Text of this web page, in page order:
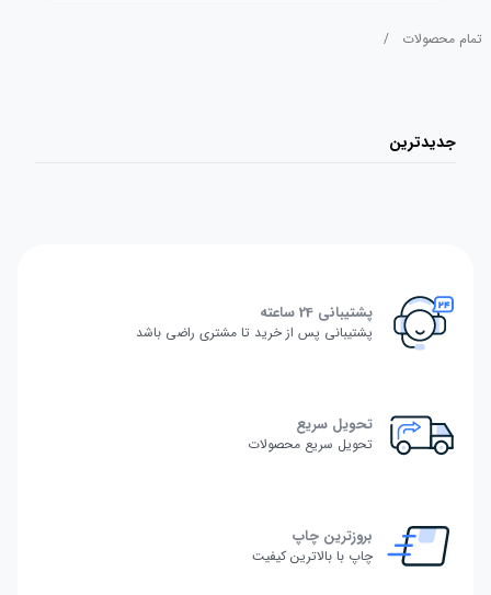
تمام محصولات /
جدیدترین
پشتیبانی 24 ساعته
پشتیبانی پس از خرید تا مشتری راضی باشد
تحویل سریع
تحویل سریع محصولات
بروزترین چاپ
چاپ با بالاترین کیفیت